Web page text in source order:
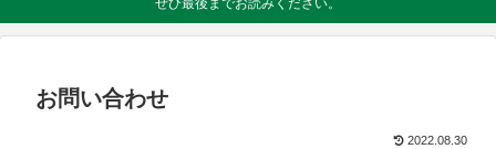
ぜひ最後までお読みください。
お問い合わせ
2022.08.30